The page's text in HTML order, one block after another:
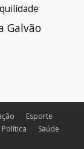
Galvão
Esporte
Política
Saúde